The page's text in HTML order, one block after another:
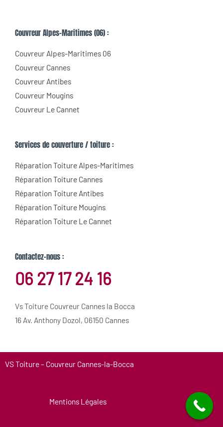
Couvreur Alpes-Maritimes (06) :
Couvreur Alpes-Maritimes 06
Couvreur Cannes
Couvreur Antibes
Couvreur Mougins
Couvreur Le Cannet
Services de couverture / toiture :
Réparation Toiture Alpes-Maritimes
Réparation Toiture Cannes
Réparation Toiture Antibes
Réparation Toiture Mougins
Réparation Toiture Le Cannet
Contactez-nous :
06 27 17 24 16
Vs Toiture Couvreur Cannes la Bocca
16 Av. Anthony Dozol, 06150 Cannes
VS Toiture – Couvreur Cannes-la-Bocca
Mentions Légales